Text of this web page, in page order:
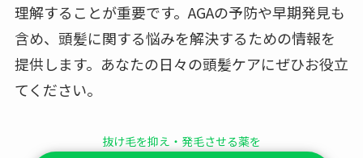
理解することが重要です。AGAの予防や早期発見も
含め、頭髪に関する悩みを解決するための情報を
提供します。あなたの日々の頭髪ケアにぜひお役立
てください。
抜け毛を抑え・発毛させる薬を